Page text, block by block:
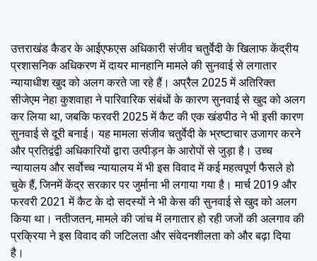
उत्तराखंड कैडर के आईएफएस अधिकारी संजीव चतुर्वेदी के खिलाफ केंद्रीय
प्रशासनिक अधिकरण में दायर मानहानि मामले की सुनवाई से लगातार
न्यायाधीश खुद को अलग करते जा रहे हैं। अप्रैल 2025 में अतिरिक्त
सीजेएम नेहा कुशवाहा ने पारिवारिक संबंधों के कारण सुनवाई से खुद को अलग
कर लिया था, जबकि फरवरी 2025 में कैट की एक खंडपीठ ने भी इसी कारण
सुनवाई से दूरी बनाई। यह मामला संजीव चतुर्वेदी के भ्रष्टाचार उजागर करने
और प्रतिद्वंद्वी अधिकारियों द्वारा उत्पीड़न के आरोपों से जुड़ा है। उच्च
न्यायालय और सर्वोच्च न्यायालय में भी इस विवाद में कई महत्वपूर्ण फैसले हो
चुके हैं, जिनमें केंद्र सरकार पर जुर्माना भी लगाया गया है। मार्च 2019 और
फरवरी 2021 में कैट के दो सदस्यों ने भी केस की सुनवाई से खुद को अलग
किया था। नतीजतन, मामले की जांच में लगातार हो रही जजों की अलगाव की
प्रक्रिया ने इस विवाद की जटिलता और संवेदनशीलता को और बढ़ा दिया
है।